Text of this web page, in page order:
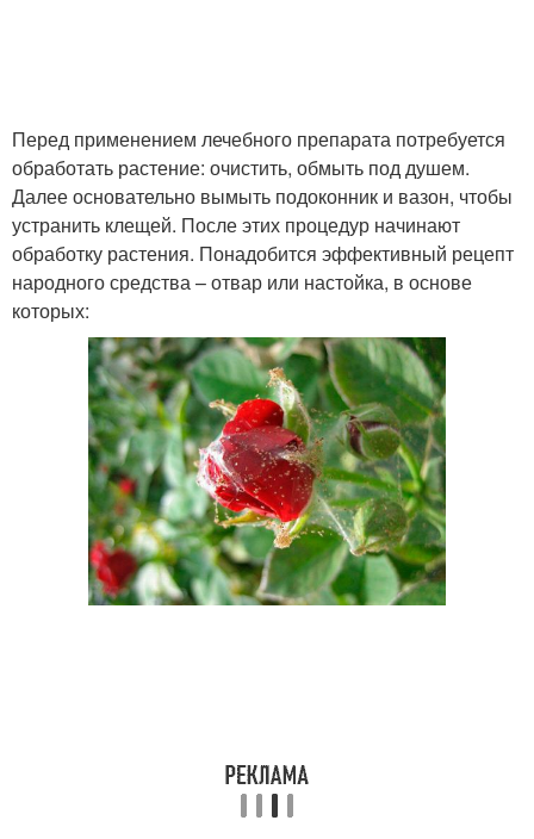
Перед применением лечебного препарата потребуется
обработать растение: очистить, обмыть под душем.
Далее основательно вымыть подоконник и вазон, чтобы
устранить клещей. После этих процедур начинают
обработку растения. Понадобится эффективный рецепт
народного средства – отвар или настойка, в основе
которых: